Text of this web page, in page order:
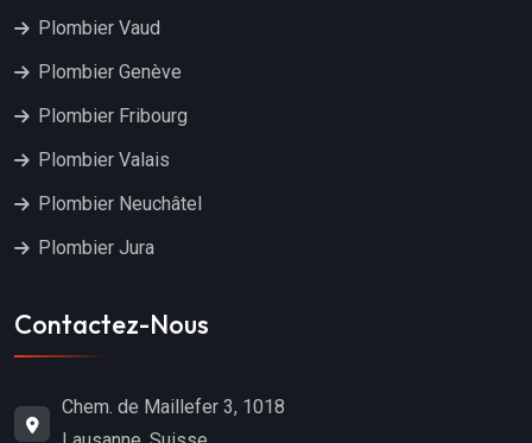
Plombier Vaud
Plombier Genève
Plombier Fribourg
Plombier Valais
Plombier Neuchâtel
Plombier Jura
Contactez-Nous
Chem. de Maillefer 3, 1018